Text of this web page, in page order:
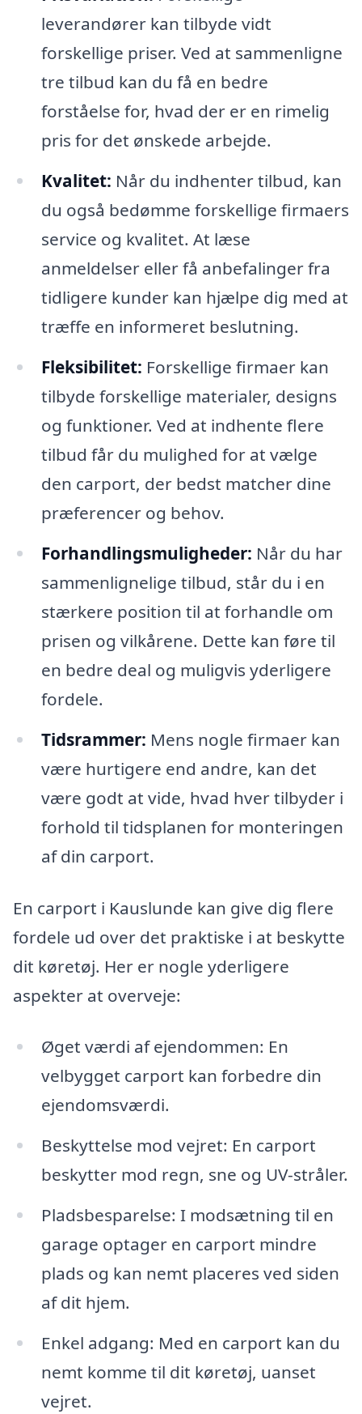
leverandører kan tilbyde vidt
forskellige priser. Ved at sammenligne
tre tilbud kan du få en bedre
forståelse for, hvad der er en rimelig
pris for det ønskede arbejde.
Kvalitet: Når du indhenter tilbud, kan
du også bedømme forskellige firmaers
service og kvalitet. At læse
anmeldelser eller få anbefalinger fra
tidligere kunder kan hjælpe dig med at
træffe en informeret beslutning.
Fleksibilitet: Forskellige firmaer kan
tilbyde forskellige materialer, designs
og funktioner. Ved at indhente flere
tilbud får du mulighed for at vælge
den carport, der bedst matcher dine
præferencer og behov.
Forhandlingsmuligheder: Når du har
sammenlignelige tilbud, står du i en
stærkere position til at forhandle om
prisen og vilkårene. Dette kan føre til
en bedre deal og muligvis yderligere
fordele.
Tidsrammer: Mens nogle firmaer kan
være hurtigere end andre, kan det
være godt at vide, hvad hver tilbyder i
forhold til tidsplanen for monteringen
af din carport.
En carport i Kauslunde kan give dig flere
fordele ud over det praktiske i at beskytte
dit køretøj. Her er nogle yderligere
aspekter at overveje:
Øget værdi af ejendommen: En
velbygget carport kan forbedre din
ejendomsværdi.
Beskyttelse mod vejret: En carport
beskytter mod regn, sne og UV-stråler.
Pladsbesparelse: I modsætning til en
garage optager en carport mindre
plads og kan nemt placeres ved siden
af dit hjem.
Enkel adgang: Med en carport kan du
nemt komme til dit køretøj, uanset
vejret.